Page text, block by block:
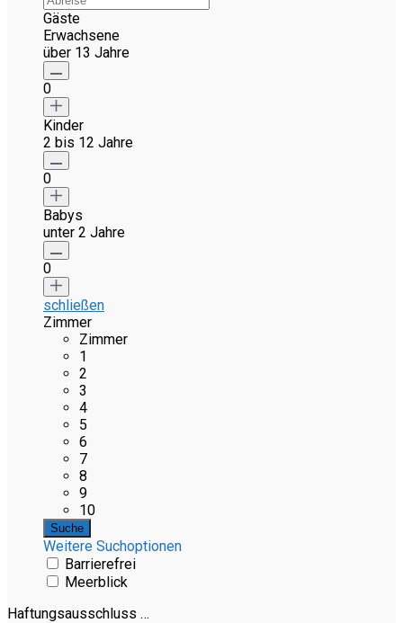
Gäste
Erwachsene
über 13 Jahre
0
Kinder
2 bis 12 Jahre
0
Babys
unter 2 Jahre
0
schließen
Zimmer
Zimmer
1
2
3
4
5
6
7
8
9
10
Weitere Suchoptionen
Barrierefrei
Meerblick
Haftungsausschluss …